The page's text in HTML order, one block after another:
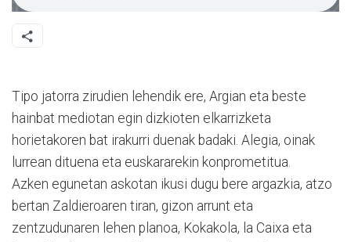
Tipo jatorra zirudien lehendik ere, Argian eta beste
hainbat mediotan egin dizkioten elkarrizketa
horietakoren bat irakurri duenak badaki. Alegia, oinak
lurrean dituena eta euskararekin konprometitua.
Azken egunetan askotan ikusi dugu bere argazkia, atzo
bertan Zaldieroaren tiran, gizon arrunt eta
zentzudunaren lehen planoa, Kokakola, la Caixa eta